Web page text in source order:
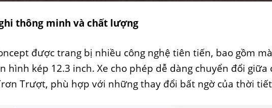
thông minh và chất lượng
được trang bị nhiều công nghệ tiên tiến, bao gồm
hình kép 12.3 inch. Xe cho phép dễ dàng chuyển đổi giữa
Trượt, phù hợp với những thay đổi bất ngờ của thời